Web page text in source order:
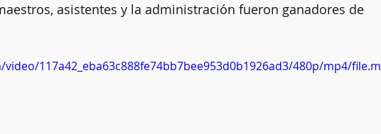
asistentes y la administración fueron ganadores de
117a42_eba63c888fe74bb7bee953d0b1926ad3/480p/mp4/file.m